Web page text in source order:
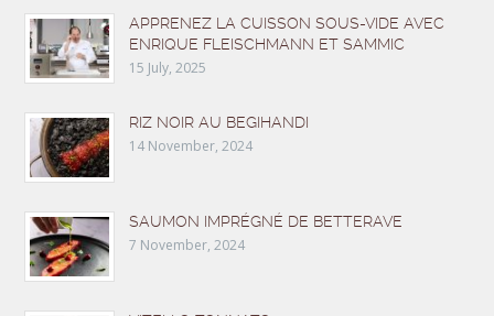
APPRENEZ LA CUISSON SOUS-VIDE AVEC
ENRIQUE FLEISCHMANN ET SAMMIC
15 July, 2025
RIZ NOIR AU BEGIHANDI
14 November, 2024
SAUMON IMPRÉGNÉ DE BETTERAVE
7 November, 2024